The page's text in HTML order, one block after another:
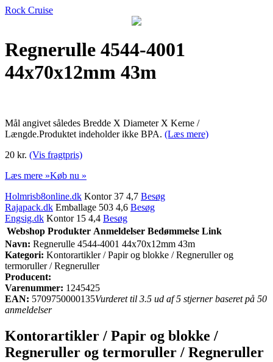
Rock Cruise
Regnerulle 4544-4001
44x70x12mm 43m
Mål angivet således Bredde X Diameter X Kerne /
Længde.Produktet indeholder ikke BPA. (Læs mere)
20 kr. (Vis fragtpris)
Læs mere »Køb nu »
Holmrisb8online.dk Kontor 37 4,7 Besøg
Rajapack.dk Emballage 503 4,6 Besøg
Engsig.dk Kontor 15 4,4 Besøg
Webshop Produkter Anmeldelser Bedømmelse Link
Navn: Regnerulle 4544-4001 44x70x12mm 43m
Kategori: Kontorartikler / Papir og blokke / Regneruller og
termoruller / Regneruller
Producent:
Varenummer: 1245425
EAN: 5709750000135Vurderet til 3.5 ud af 5 stjerner baseret på 50
anmeldelser
Kontorartikler / Papir og blokke /
Regneruller og termoruller / Regneruller